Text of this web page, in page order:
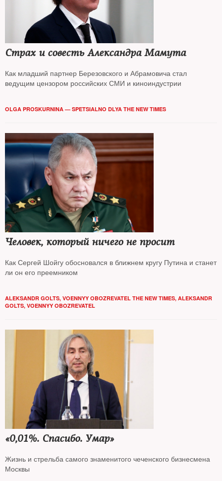
Страх и совесть Александра Мамута
Как младший партнер Березовского и Абрамовича стал
ведущим цензором российских СМИ и киноиндустрии
OLGA PROSKURNINA — SPETSIALNO DLYA THE NEW TIMES
Человек, который ничего не просит
Как Сергей Шойгу обосновался в ближнем кругу Путина и станет
ли он его преемником
ALEKSANDR GOLTS, VOENNYY OBOZREVATEL THE NEW TIMES, ALEKSANDR
GOLTS, VOENNYY OBOZREVATEL
«0,01%. Спасибо. Умар»
Жизнь и стрельба самого знаменитого чеченского бизнесмена
Москвы